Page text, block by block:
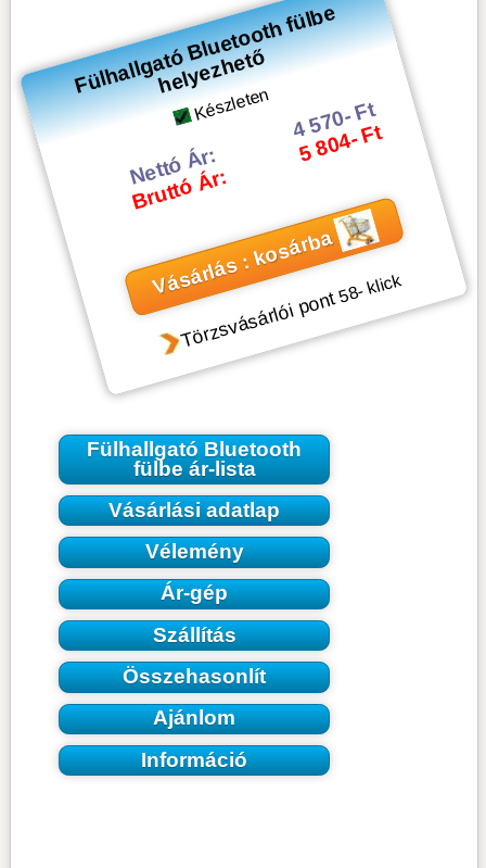
F
ül
h
all
g
at
ó
Bl
u
et
o
ot
h f
ül
b
e
h
el
y
e
z
h
et
ő
Készleten
Nettó Ár:
Bruttó Ár:
4 570- Ft
5 804- Ft
Vásárlás : kosárba
Törzsvásárlói pont58- klick
Fülhallgató Bluetooth
fülbe ár-lista
Vásárlási adatlap
Vélemény
Ár-gép
Szállítás
Összehasonlít
Ajánlom
Információ